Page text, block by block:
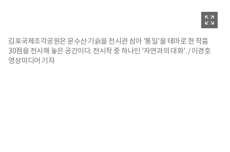
김포국제조각공원은 문수산 기슭을 전시관 삼아 '통일'을 테마로 한 작품
30점을 전시해 놓은 공간이다. 전시작 중 하나인 '자연과의 대화'. / 이경호
영상미디어 기자